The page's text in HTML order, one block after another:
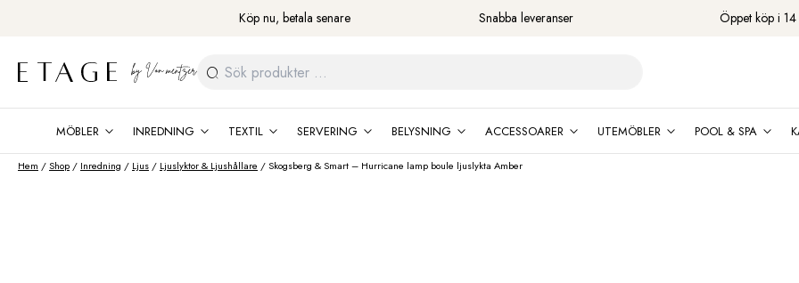
Köp nu, betala senare Snabba leveranser Öppet köp i
Sök
efter:
MÖBLER INREDNING TEXTIL SERVERING BELYSNING ACCESSOARER UTEMÖBLER POOL & SPA
Hem /Shop / Inredning / Ljus / Ljuslyktor & Ljushållare / Skogsberg & Smart – Hurricane lamp boule ljuslykta Amber